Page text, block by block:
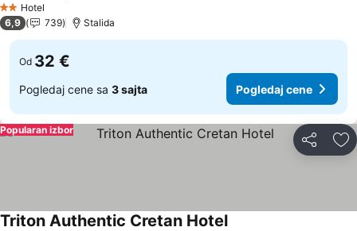
2 Zvezdice
Hotel
6,9 739 Stalida
Od 32 €
Pogledaj cene sa 3 sajta Pogledaj cene
Deli
Popularan izbor
Triton Authentic Cretan Hotel